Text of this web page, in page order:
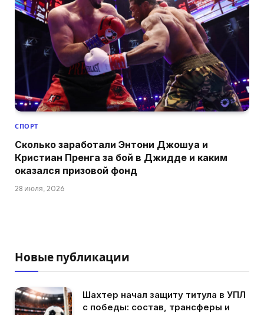
СПОРТ
Сколько заработали Энтони Джошуа и
Кристиан Пренга за бой в Джидде и каким
оказался призовой фонд
28 июля, 2026
Новые публикации
Шахтер начал защиту титула в УПЛ
с победы: состав, трансферы и